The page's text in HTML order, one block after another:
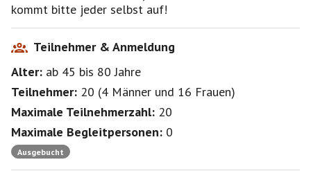
kommt bitte jeder selbst auf!
Teilnehmer & Anmeldung
Alter: ab 45 bis 80Jahre
Teilnehmer: 20 (4 Männer und 16 Frauen)
Maximale Teilnehmerzahl: 20
Maximale Begleitpersonen: 0
Ausgebucht